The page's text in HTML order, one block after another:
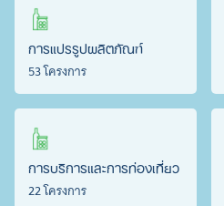
การแปรรูปผลิตภัณฑ์
53 โครงการ
การบริการและการท่องเที่ยว
22 โครงการ